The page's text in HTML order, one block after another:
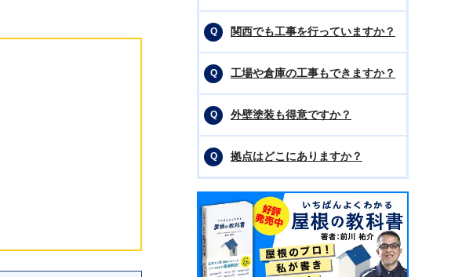
関西でも工事を行っていますか？
工場や倉庫の工事もできますか？
外壁塗装も得意ですか？
拠点はどこにありますか？